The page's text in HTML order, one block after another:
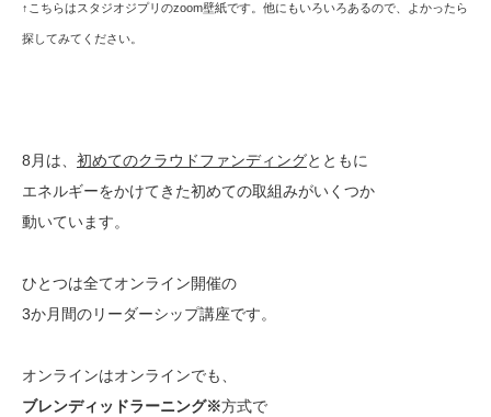
↑こちらはスタジオジプリのzoom壁紙です。他にもいろいろあるので、よかったら
探してみてください。
8月は、 初めてのクラウドファンディングとともに
エネルギーをかけてきた初めての取組みがいくつか
動いています。
ひとつは全てオンライン開催の
3か月間のリーダーシップ講座です。
オンラインはオンラインでも、
ブレンディッドラーニング※方式で